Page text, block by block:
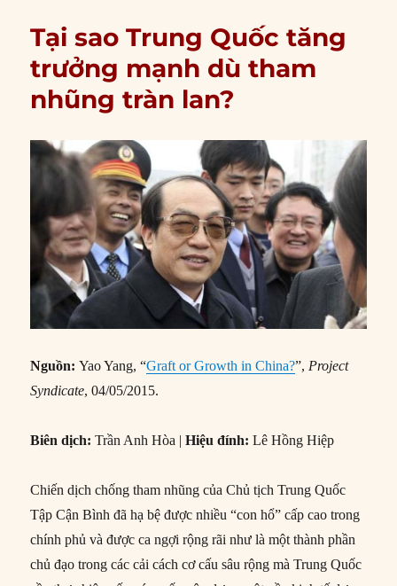
Tại sao Trung Quốc tăng
trưởng mạnh dù tham
nhũng tràn lan?
Nguồn:Yao Yang, “Graft or Growth in China?”, Project
Syndicate, 04/05/2015.
Biên dịch: Trần Anh Hòa |Hiệu đính: Lê Hồng Hiệp
Chiến dịch chống tham nhũng của Chủ tịch Trung Quốc
Tập Cận Bình đã hạ bệ được nhiều “con hổ” cấp cao trong
chính phủ và được ca ngợi rộng rãi như là một thành phần
chủ đạo trong các cải cách cơ cấu sâu rộng mà Trung Quốc